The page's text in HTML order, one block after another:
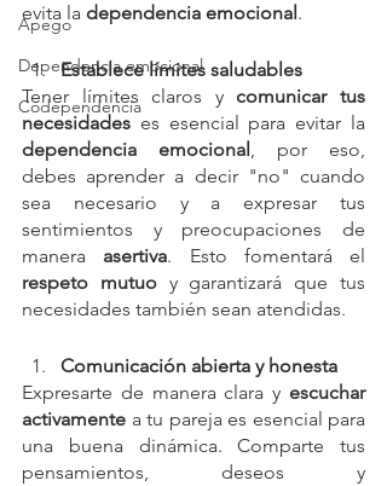
Apego
Dependencia emocional
Codependencia
evita la dependencia emocional.
Establece límites saludables
Tener límites claros y comunicar tus
necesidades
dependencia emocional, por eso,
debes aprender a decir "no" cuando
sea necesario y a expresar tus
sentimientos y preocupaciones de
manera asertiva
respeto mutuo y garantizará que tus
necesidades también sean atendidas.
Comunicación abierta y honesta
Expresarte de manera clara y escuchar
activamente a tu pareja es esencial para
una buena dinámica. Comparte tus
pensamientos, deseos y